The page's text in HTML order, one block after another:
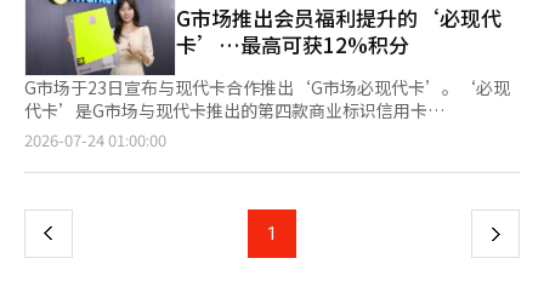
G市场推出会员福利提升的‘必现代
卡’…最高可获12%积分
G市场于23日宣布与现代卡合作推出‘G市场必现代卡’。‘必现
代卡’是G市场与现代卡推出的第四款商业标识信用卡
（PLCC）。双方自2018年首次推出行业内首款PLCC——微笑卡
费会员制‘必会员’相结合，增强了积分福利。在G市场和拍卖平
达14,000元。如果满足上月消费金额的条件，在国内外所有商户消
费时也可无限制地获得支付金额的0.7%积分。必会员会员可在卡
2026-07-24 01:00:00
上
页
1 下